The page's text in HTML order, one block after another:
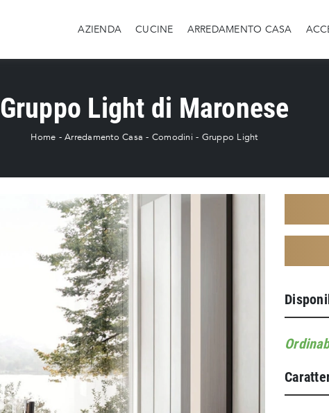
AZIENDA CUCINE ARREDAMENTO CASA
Gruppo Light di Maronese
Home -Arredamento Casa - Comodini - Gruppo Light